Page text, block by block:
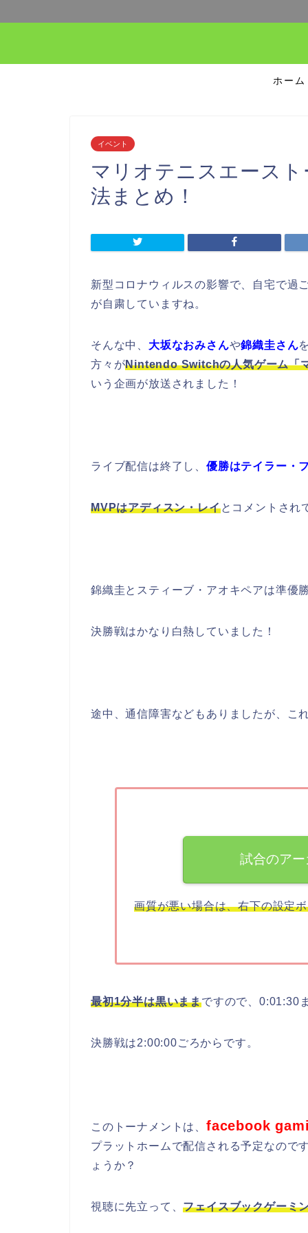
ホーム
イベント
マリオテニスエース
法まとめ！
新型コロナウィルスの影響で、自宅で過
が自粛していますね。
そんな中、 大坂なおみさんや錦織圭さん
方々がNintendo Switchの人気ゲーム「
いう企画が放送されました！
ライブ配信は終了し、 優勝はテイラー・
MVPはアディスン・レイとコメントされ
錦織圭とスティーブ・アオキペアは準優
決勝戦はかなり白熱していました！
途中、通信障害などもありましたが、こ
試合のア
画質が悪い場合は、右下の設定
最初1分半は黒いままですので、0:01:30
決勝戦は2:00:00ごろからです。
このトーナメントは、 facebook
プラットホームで配信される予定なので
ょうか？
視聴に先立って、フェイスブックゲーミ